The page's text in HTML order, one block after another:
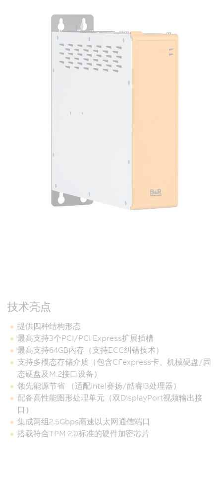
技术亮点
提供四种结构形态
最高支持3个PCI/PCI Express扩展插槽
最高支持64GB内存（支持ECC纠错技术）
支持多模态存储介质（包含CFexpress卡、机械硬盘/固
态硬盘及M.2接口设备）
领先能源节省 （适配Intel赛扬/酷睿i3处理器）
配备高性能图形处理单元（双DisplayPort视频输出接
口）
集成两组2.5Gbps高速以太网通信端口
搭载符合TPM 2.0标准的硬件加密芯片